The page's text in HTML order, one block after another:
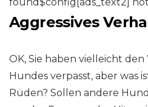
Aggressives
OK, Sie haben vielleicht
Hundes verpasst, aber was
Rüden? Sollen andere